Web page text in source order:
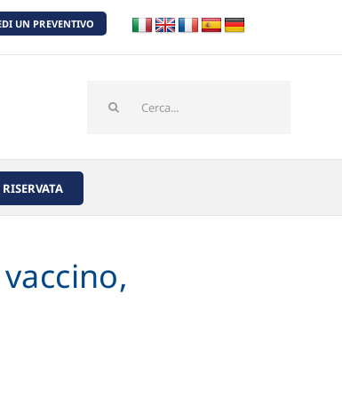
UN PREVENTIVO
per: